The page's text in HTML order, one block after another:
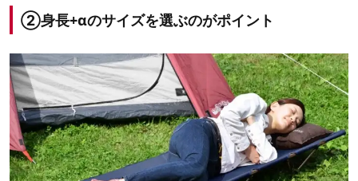
②身長+αのサイズを選ぶのがポイント